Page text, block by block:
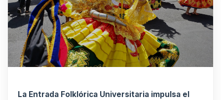
La Entrada Folklórica Universitaria impulsa el